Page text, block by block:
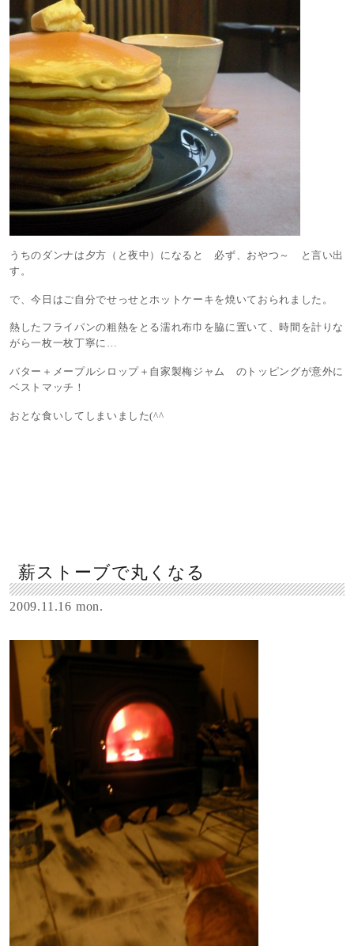
うちのダンナは夕方（と夜中）になると 必ず、おやつ～ と言い出
す。
で、今日はご自分でせっせとホットケーキを焼いておられました。
熱したフライパンの粗熱をとる濡れ布巾を脇に置いて、時間を計りな
がら一枚一枚丁寧に…
バター＋メープルシロップ＋自家製梅ジャム のトッピングが意外に
ベストマッチ！
おとな食いしてしまいました(^^ゞ
薪ストーブで丸くなる
2009.11.16 mon.